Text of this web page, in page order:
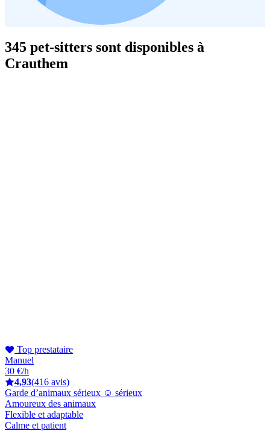
345 pet-sitters sont disponibles à
Crauthem
Top prestataire
Manuel
30 €/h
4,93(416 avis)
Garde d’animaux sérieux ☺️ sérieux
Amoureux des animaux
Flexible et adaptable
Calme et patient